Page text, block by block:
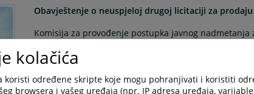
Obavještenje o neuspjeloj drugoj licitaciji za
Komisija za provođenje postupka javnog
putničkog motornog vozila AUDI A4 Osnovnog
drugoj licitaciji za prodaju putničkog motornog vozila
05.08.2026.
kolačića
koristi određene skripte koje mogu pohranjivati i koristiti
browsera i vašeg uređaja (npr. IP adresa uređaja,